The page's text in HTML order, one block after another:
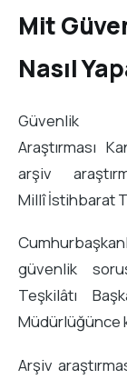
Mit
Nasıl
Güvenlik
Araştırması
arşiv
Millî İstihbarat
güvenlik
Teşkilâtı
Müdürlüğünce
Arşiv